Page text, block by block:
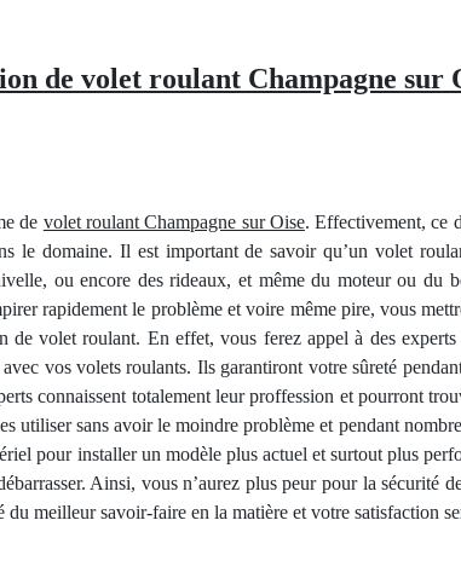
de volet roulant Champagne sur
de volet roulant Champagne sur Oise. Effectivement, ce
le domaine. Il est important de savoir qu’un volet
ou encore des rideaux, et même du moteur ou du
rapidement le problème et voire même pire, vous
volet roulant. En effet, vous ferez appel à des experts
vos volets roulants. Ils garantiront votre sûreté
connaissent totalement leur proffession et pourront
utiliser sans avoir le moindre problème et pendant
pour installer un modèle plus actuel et surtout plus
Ainsi, vous n’aurez plus peur pour la sécurité
meilleur savoir-faire en la matière et votre satisfaction